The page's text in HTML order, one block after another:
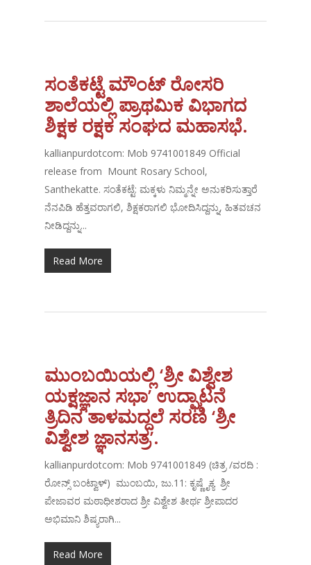
ಸಂತೆಕಟ್ಟೆ ಮೌಂಟ್ ರೋಸರಿ
ಶಾಲೆಯಲ್ಲಿ ಪ್ರಾಥಮಿಕ ವಿಭಾಗದ
ಶಿಕ್ಷಕ ರಕ್ಷಕ ಸಂಘದ ಮಹಾಸಭೆ.
kallianpurdotcom: Mob 9741001849 Official
release from Mount Rosary School,
Santhekatte. ಸಂತೆಕಟ್ಟೆ: ಮಕ್ಕಳು ನಿಮ್ಮನ್ನೇ ಅನುಕರಿಸುತ್ತಾರೆ
ನೆನಪಿಡಿ ಹೆತ್ತವರಾಗಲಿ, ಶಿಕ್ಷಕರಾಗಲಿ ಭೋದಿಸಿದ್ದನ್ನು, ಹಿತವಚನ
ನೀಡಿದ್ದನ್ನು...
Read More
ಮುಂಬಯಿಯಲ್ಲಿ ‘ಶ್ರೀ ವಿಶ್ವೇಶ
ಯಕ್ಷಜ್ಞಾನ ಸಭಾ’ ಉದ್ಘಾಟನೆ
ತ್ರಿದಿನ ತಾಳಮದ್ದಲೆ ಸರಣಿ ‘ಶ್ರೀ
ವಿಶ್ವೇಶ ಜ್ಞಾನಸತ್ರ’.
kallianpurdotcom: Mob 9741001849 (ಚಿತ್ರ /ವರದಿ :
ರೋನ್ಸ್ ಬಂಟ್ವಾಳ್) ಮುಂಬಯಿ, ಜು.11: ಕೃಷ್ಣೈಕ್ಯ ಶ್ರೀ
ಪೇಜಾವರ ಮಠಾಧೀಶರಾದ ಶ್ರೀ ವಿಶ್ವೇಶ ತೀರ್ಥ ಶ್ರೀಪಾದರ
ಅಭಿಮಾನಿ ಶಿಷ್ಯರಾಗಿ...
Read More